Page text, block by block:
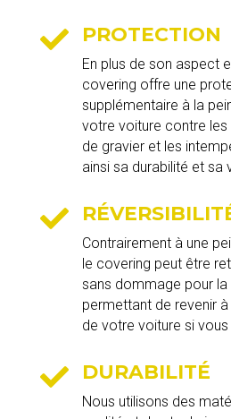
 PROTECTION
En plus de son aspect
covering offre une
supplémentaire à la
votre voiture contre les
de gravier et les
ainsi sa durabilité et sa

Contrairement à une
le covering peut être
sans dommage pour
permettant de revenir à
de votre voiture si
 DURABILITÉ
Nous utilisons des